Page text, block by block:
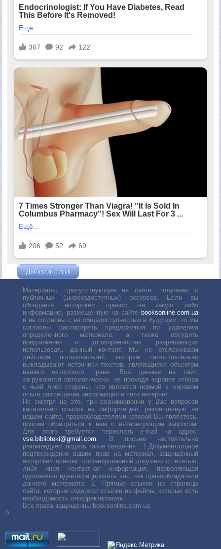
Добавить отзыв
Материалы, присутствующие на сайте, получены с
публичных (широкодоступных) ресурсов. Если вы
обладаете авторским правом на какую либо
информацию, размещенную на сайте booksonline.com.ua
и не согласны с её общедоступностью в будущем, то мы
согласны рассмотреть предложения по удалению
определенного материала, а также обсудить
предложения о договоренностях, разрешающих
использовать данный контент. Мы не отслеживаем
действия пользователей, которые самостоятельно
выкладывают источники текстов, являющиеся объектом
вашего авторского права. Все данные на сайт,
загружаются автоматически, не проходя заранее отбора
с чьей либо стороны, что является нормой в мировом
опыте размещения информации в сети интернет.
Не смотря на это, при возникновении у Вас вопросов
касательно ссылок на информацию, размещенную на
нашем сайте, правообладателями которой Вы являетесь,
просим обращаться к нам с интересующим запросом.
Для этого требуется переслать е-mail на адрес:
vse.biblioteki@gmail.com. В письме настоятельно
рекомендуем подать такие сведения : 1.Документальное
подтверждение ваших прав на материал, защищённый
авторским правом: отсканированный документ с печатью,
либо иная контактная информация, позволяющая
однозначно идентифицировать вас, как правообладателя
данного материала. 2. Прямые ссылки на страницы
сайта, которые содержат ссылки на файлы, которые есть
необходимость откорректировать.
Все права защищенны booksonline.com.ua
0